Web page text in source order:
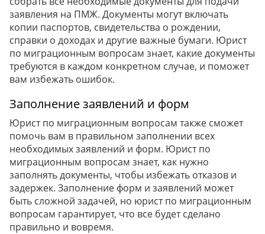
заявления на ПМЖ. Документы могут включать
копии паспортов, свидетельства о рождении,
справки о доходах и другие важные бумаги. Юрист
по миграционным вопросам знает, какие документы
требуются в каждом конкретном случае, и поможет
вам избежать ошибок.
Заполнение заявлений и форм
Юрист по миграционным вопросам также сможет
помочь вам в правильном заполнении всех
необходимых заявлений и форм. Юрист по
миграционным вопросам знает, как нужно
заполнять документы, чтобы избежать отказов и
задержек. Заполнение форм и заявлений может
быть сложной задачей, но юрист по миграционным
вопросам гарантирует, что все будет сделано
правильно и вовремя.